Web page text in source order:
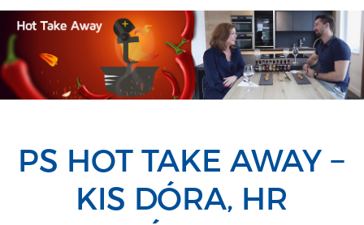
PS HOT TAKE AWAY −
KIS DÓRA, HR